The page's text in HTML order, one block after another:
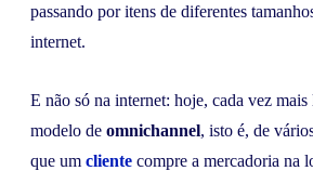
passando por itens de diferentes
internet.
E não só na internet: hoje, cada vez
modelo de omnichannel, isto é, de
que um cliente compre a mercadoria na